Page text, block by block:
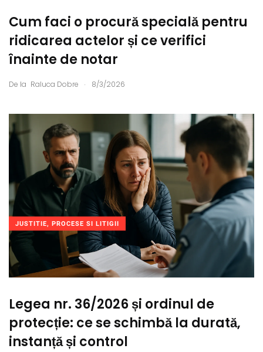
Cum faci o procură specială pentru
ridicarea actelor și ce verifici
înainte de notar
De la Raluca Dobre . 8/3/2026
JUSTITIE, PROCESE SI LITIGII
Legea nr. 36/2026 și ordinul de
protecție: ce se schimbă la durată,
instanță și control